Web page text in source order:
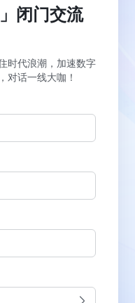
闭门交流
时代浪潮，加速数字
对话一线大咖！